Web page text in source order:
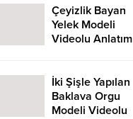
Çeyizlik Bayan
Yelek Modeli
Videolu Anlatım
İki Şişle Yapılan
Baklava Orgu
Modeli Videolu